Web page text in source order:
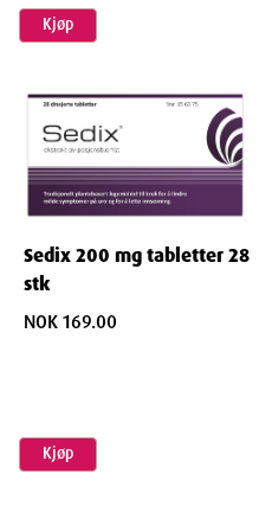
Kjøp
Sedix 200 mg tabletter 28
stk
NOK 169.00
Kjøp